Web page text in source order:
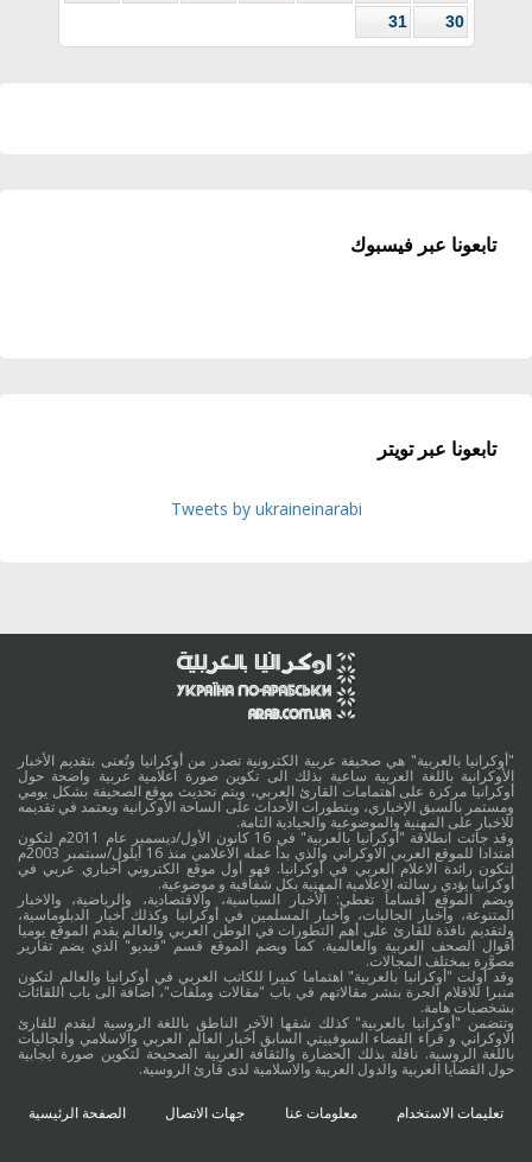
30
31
تابعونا عبر فيسبوك
تابعونا عبر تويتر
Tweets by ukraineinarabi
"أوكرانيا بالعربية" هي صحيفة عربية الكترونية تصدر من أوكرانيا وتُعنى بتقديم الأخبار
الأوكرانية باللغة العربية ساعية بذلك الى تكوين صورة اعلامية عربية واضحة حول
أوكرانيا مركزة على اهتمامات القارئ العربي، ويتم تحديث موقع الصحيفة بشكل يومي
ومستمر بالسبق الإخباري، وبتطورات الأحداث على الساحة الأوكرانية ويعتمد في تقديمه
للاخبار على المهنية والموضوعية والحيادية التامة.
وقد جائت انطلاقة "أوكرانيا بالعربية" في 16 كانون الأول/ديسمبر عام 2011م لتكون
امتدادا للموقع العربي الاوكراني والذي بدأ عمله الاعلامي منذ 16 أيلول/سبتمبر 2003م
لتكون رائدة الاعلام العربي في أوكرانيا. فهو أول موقع الكتروني أخباري عربي في
أوكرانيا يؤدي رسالته الاعلامية المهنية بكل شفافية و موضوعية.
ويضم الموقع أقساماً تغطي: الأخبار السياسية، والاقتصادية، والرياضية، والاخبار
المتنوعة، وأخبار الجاليات، وأخبار المسلمين في أوكرانيا وكذلك أخبار الدبلوماسية،
ولتقديم نافذة للقارئ على أهم التطورات في الوطن العربي والعالم يقدم الموقع يوميا
أقوال الصحف العربية والعالمية. كما ويضم الموقع قسم "فيديو" الذي يضم تقارير
مصوَّرة بمختلف المجالات.
وقد أولت "أوكرانيا بالعربية" اهتماما كبيرا للكاتب العربي في أوكرانيا والعالم لتكون
منبرا للاقلام الحرة بنشر مقالاتهم في باب "مقالات وملفات"، اضافة الى باب اللقائات
بشخصيات هامة.
وتتضمن "أوكرانيا بالعربية" كذلك شقها الآخر الناطق باللغة الروسية ليقدم للقارئ
الاوكراني و قراء الفضاء السوفييتي السابق أخبار العالم العربي والاسلامي والجاليات
باللغة الروسية. ناقلة بذلك الحضارة والثقافة العربية الصحيحة لتكوين صورة ايجابية
حول القضايا العربية والدول العربية والاسلامية لدى قارئ الروسية.
تعليمات الاستخدام معلومات عنا جهات الاتصال الصفحة الرئيسية